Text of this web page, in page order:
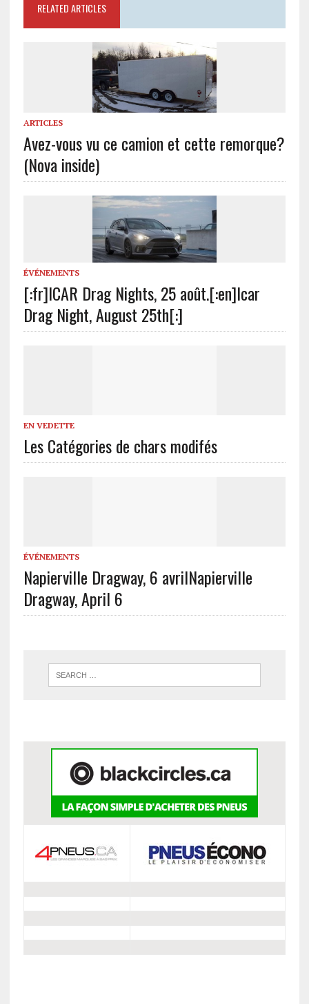
RELATED ARTICLES
ARTICLES
Avez-vous vu ce camion et cette remorque?
(Nova inside)
ÉVÉNEMENTS
[:fr]ICAR Drag Nights, 25 août.[:en]Icar
Drag Night, August 25th[:]
EN VEDETTE
Les Catégories de chars modifés
ÉVÉNEMENTS
Napierville Dragway, 6 avrilNapierville
Dragway, April 6